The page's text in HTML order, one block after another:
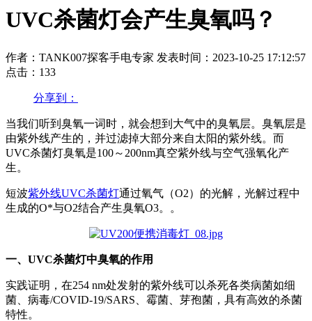
UVC杀菌灯会产生臭氧吗？
作者：TANK007探客手电专家 发表时间：2023-10-25 17:12:57
点击：133
分享到：
当我们听到臭氧一词时，就会想到大气中的臭氧层。臭氧层是
由紫外线产生的，并过滤掉大部分来自太阳的紫外线。而
UVC杀菌灯臭氧是100～200nm真空紫外线与空气强氧化产
生。
短波紫外线UVC杀菌灯通过氧气（O2）的光解，光解过程中
生成的O*与O2结合产生臭氧O3。。
一、UVC杀菌灯中臭氧的作用
实践证明，在254 nm处发射的紫外线可以杀死各类病菌如细
菌、病毒/COVID-19/SARS、霉菌、芽孢菌，具有高效的杀菌
特性。